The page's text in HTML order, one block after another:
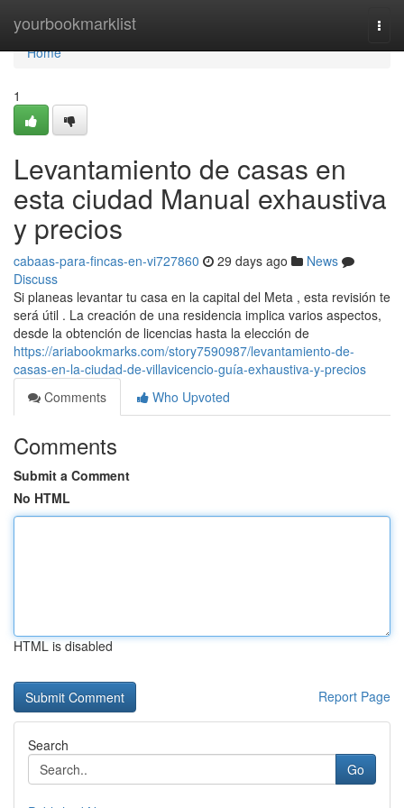
yourbookmarklist
Home
Home
1
Levantamiento de casas en
esta ciudad Manual exhaustiva
y precios
cabaas-para-fincas-en-vi727860 29 days ago
News
Discuss
Si planeas levantar tu casa en la capital del Meta , esta revisión te
será útil . La creación de una residencia implica varios aspectos,
desde la obtención de licencias hasta la elección de
https://ariabookmarks.com/story7590987/levantamiento-de-
casas-en-la-ciudad-de-villavicencio-guía-exhaustiva-y-precios
Comments
Who Upvoted
Comments
Submit a Comment
No HTML
HTML is disabled
Report Page
Search
Go